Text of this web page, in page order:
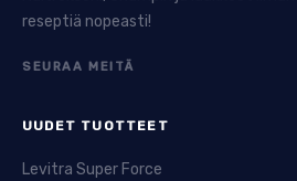
reseptiä nopeasti!
SEURAA MEITÄ
UUDET TUOTTEET
Levitra Super Force